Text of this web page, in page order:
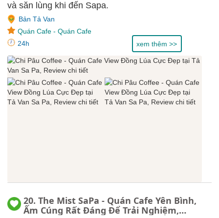
và săn lùng khi đến Sapa.
Bản Tả Van
Quán Cafe - Quán Cafe
24h
xem thêm >>
20. The Mist SaPa - Quán Cafe Yên Bình,
Ấm Cúng Rất Đáng Để Trải Nghiệm,